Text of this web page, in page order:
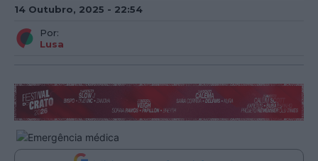
14 Outubro, 2025 - 22:54
Por:
Lusa